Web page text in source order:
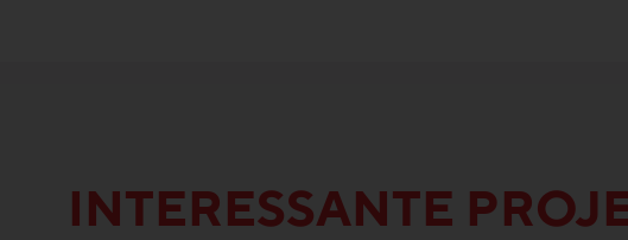
INTERESSANTE